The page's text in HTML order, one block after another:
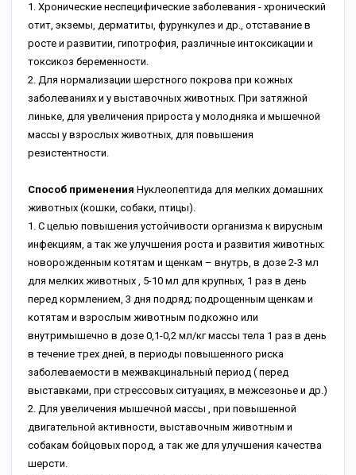
1. Хронические неспецифические заболевания - хронический
отит, экземы, дерматиты, фурункулез и др., отставание в
росте и развитии, гипотрофия, различные интоксикации и
токсикоз беременности.
2. Для нормализации шерстного покрова при кожных
заболеваниях и у выставочных животных. При затяжной
линьке, для увеличения прироста у молодняка и мышечной
массы у взрослых животных, для повышения
резистентности.
Способ применения Нуклеопептида для мелких домашних
животных (кошки, собаки, птицы).
1. С целью повышения устойчивости организма к вирусным
инфекциям, а так же улучшения роста и развития животных:
новорожденным котятам и щенкам – внутрь, в дозе 2-3 мл
для мелких животных , 5-10 мл для крупных, 1 раз в день
перед кормлением, 3 дня подряд; подрощенным щенкам и
котятам и взрослым животным подкожно или
внутримышечно в дозе 0,1-0,2 мл/кг массы тела 1 раз в день
в течение трех дней, в периоды повышенного риска
заболеваемости в межвакцинальный период ( перед
выставками, при стрессовых ситуациях, в межсезонье и др.)
2. Для увеличения мышечной массы , при повышенной
двигательной активности, выставочным животным и
собакам бойцовых пород, а так же для улучшения качества
шерсти.